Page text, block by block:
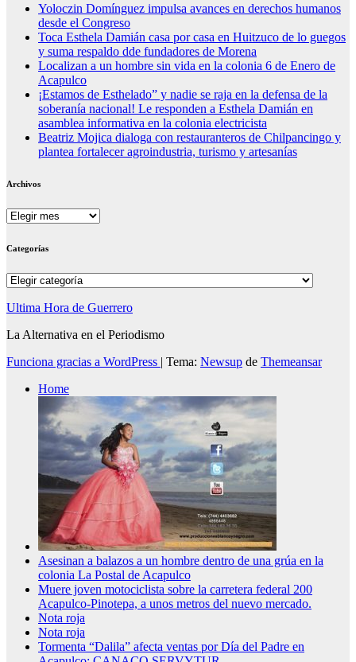
Yoloczin Domínguez impulsa avances en derechos humanos
desde el Congreso
Toca Esthela Damián casa por casa en Huitzuco de lo guegos
y suma respaldo dde fundadores de Morena
Localizan a un hombre sin vida en la colonia 6 de Enero de
Acapulco
¡Estamos de Esthelado” y nadie se raja en la defensa de la
soberanía nacional! Le responden a Esthela Damián en
asamblea informativa en la colonia electricista
Beatriz Mojica dialoga con restauranteros de Chilpancingo y
plantea fortalecer agroindustria, turismo y artesanías
Archivos
Archivos
Categorías
Categorías
Ultima Hora de Guerrero
La Alternativa en el Periodismo
Funciona gracias a WordPress | Tema: Newsup de Themeansar
Home
Asesinan a balazos a un hombre dentro de una grúa en la
colonia La Postal de Acapulco
Muere joven motociclista sobre la carretera federal 200
Acapulco-Pinotepa, a unos metros del nuevo mercado.
Nota roja
Nota roja
Tormenta “Dalila” afecta ventas por Día del Padre en